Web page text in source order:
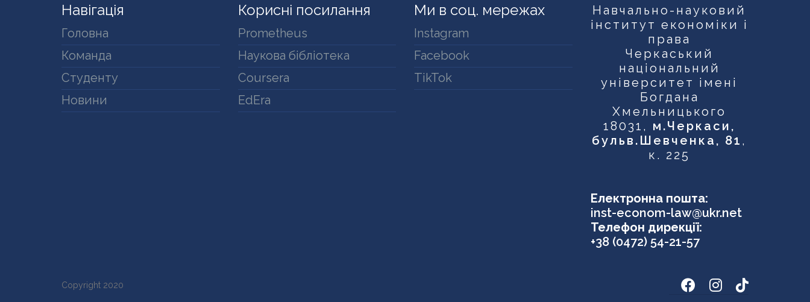
Навігація
Головна
Команда
Студенту
Новини
Корисні посилання
Prometheus
Наукова бібліотека
Coursera
EdEra
Ми в соц. мережах
Instagram
Facebook
TikTok
Навчально-науковий
інститут економіки і
права
Черкаський
національний
університет імені
Богдана
Хмельницького
18031, м.Черкаси,
бульв.Шевченка, 81 ,
к. 225
Електронна пошта:
inst-econom-law@ukr.net
Телефон дирекції:
+38 (0472) 54-21-57
Copyright 2020